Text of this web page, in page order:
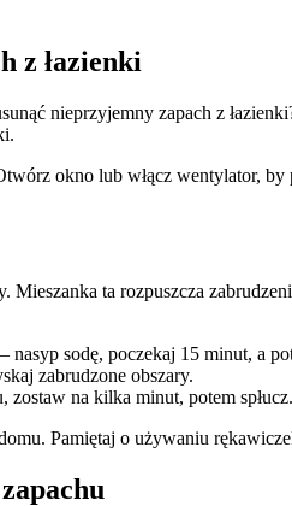
z łazienki
nieprzyjemny zapach z
okno lub włącz wentylator,
ta rozpuszcza
sodę, poczekaj 15 minut, a
zabrudzone obszary.
zostaw na kilka minut, potem spłucz.
Pamiętaj o używaniu